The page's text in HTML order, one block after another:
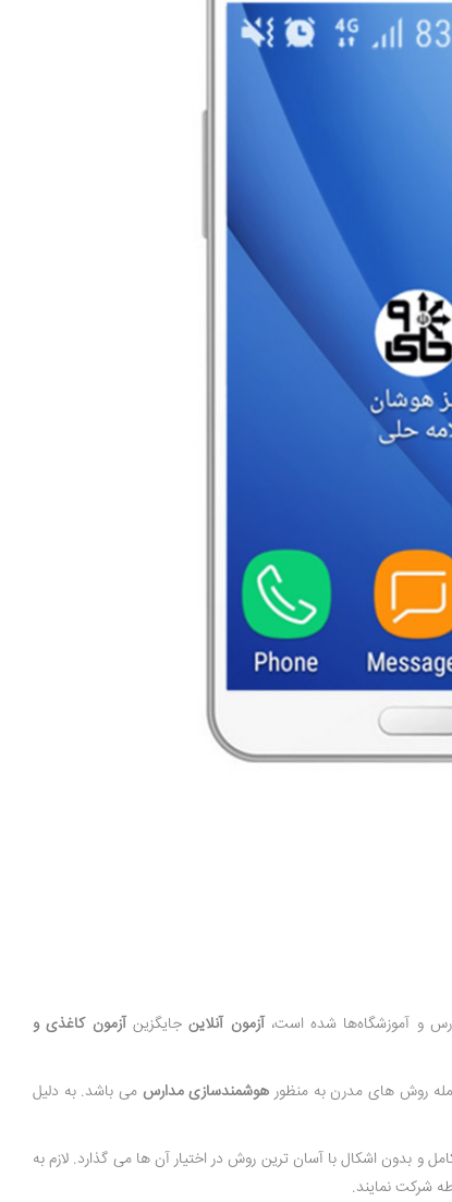
و آموزشگاه‌ها شده است،آزمون آنلاینجایگزین آزمون کاغذی و
روش های مدرن به منظور هوشمندسازی مدارس می باشد. به دلیل
و بدون اشکال با آسان ترین روش در اختیار آن ها می گذارد. لازم به
شرکت نمایند.